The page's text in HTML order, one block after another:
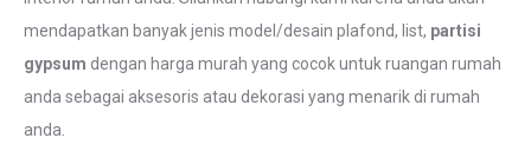
mendapatkan banyak jenis model/desain plafond, list, partisi
gypsum dengan harga murah yang cocok untuk ruangan rumah
anda sebagai aksesoris atau dekorasi yang menarik di rumah
anda.